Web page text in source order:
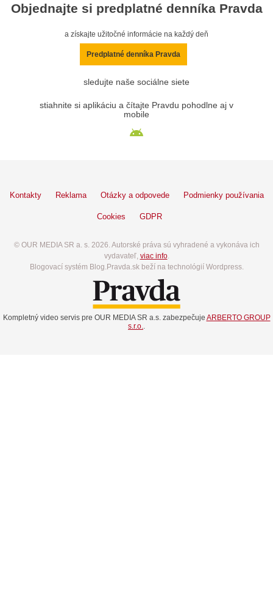
Objednajte si predplatné denníka Pravda
a získajte užitočné informácie na každý deň
Predplatné denníka Pravda
sledujte naše sociálne siete
stiahnite si aplikáciu a čítajte Pravdu pohodlne aj v
mobile
Kontakty Reklama Otázky a odpovede Podmienky používania
Cookies GDPR
© OUR MEDIA SR a. s. 2026. Autorské práva sú vyhradené a vykonáva ich
vydavateľ, viac info.
Blogovací systém Blog.Pravda.sk beží na technológií Wordpress.
Kompletný video servis pre OUR MEDIA SR a.s. zabezpečuje ARBERTO GROUP
s.r.o.